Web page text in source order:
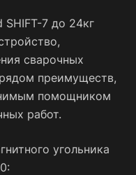
SHIFT-7 до 24кг
сварочных
преимуществ,
помощником
работ.
угольника